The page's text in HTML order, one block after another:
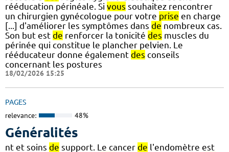
rééducation périnéale. Si vous souhaitez rencontrer
un chirurgien gynécologue pour votre prise en charge
[...] d'améliorer les symptômes dans de nombreux cas.
Son but est de renforcer la tonicité des muscles du
périnée qui constitue le plancher pelvien. Le
rééducateur donne également des conseils
concernant les postures
18/02/2026 15:25
PAGES
relevance: 48%
Généralités
nt et soins de support. Le cancer de l'endomètre est